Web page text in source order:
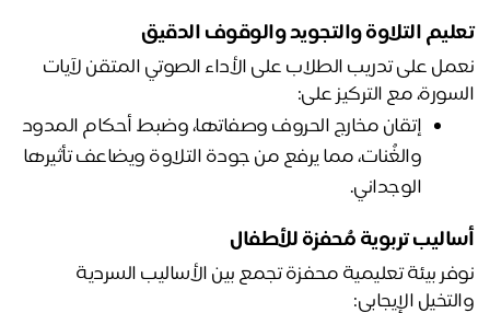
التلاوة والتجويد والوقوف الدقيق
نعمل على تدريب الطلاب على الأداء الصوتي المتقن لآيات
مع التركيز على:
إتقان مخارج الحروف وصفاتها، وضبط أحكام المدود
والغُنات، مما يرفع من جودة التلاوة ويضاعف تأثيرها
الوجداني.
تربوية مُحفزة للأطفال
نوفر بيئة تعليمية محفزة تجمع بين الأساليب السردية
الإيجابي: